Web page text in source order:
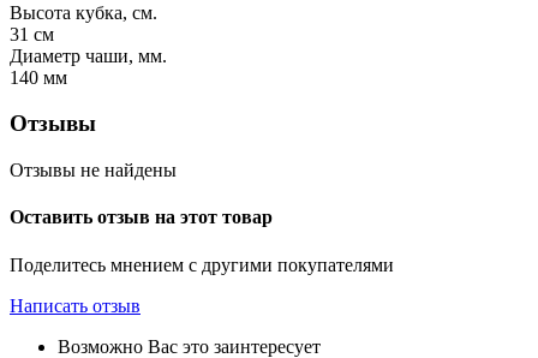
Высота кубка, см.
31 см
Диаметр чаши, мм.
140 мм
Отзывы
Отзывы не найдены
Оставить отзыв на этот товар
Поделитесь мнением с другими покупателями
Написать отзыв
Возможно Вас это заинтересует